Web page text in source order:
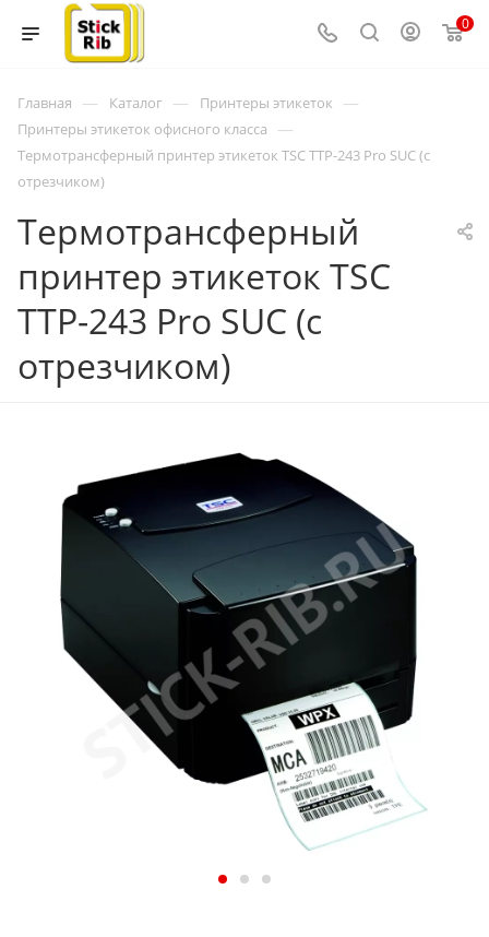
0
Главная — Каталог — Принтеры этикеток —
Принтеры этикеток офисного класса —
Термотрансферный принтер этикеток TSC TTP-243 Pro SUC (с
отрезчиком)
Термотрансферный
принтер этикеток TSC
TTP-243 Pro SUC (с
отрезчиком)